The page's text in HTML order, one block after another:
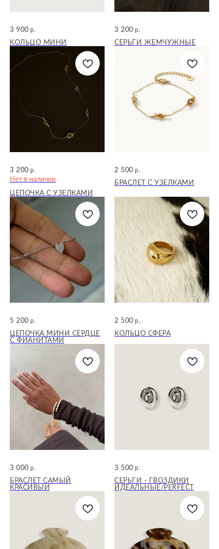
3 900 р.
КОЛЬЦО МИНИ
3 200 р.
СЕРЬГИ ЖЕМЧУЖНЫЕ
3 200 р.
Нет в наличии
ЦЕПОЧКА С УЗЕЛКАМИ
2 500 р.
БРАСЛЕТ С УЗЕЛКАМИ
5 200 р.
ЦЕПОЧКА МИНИ СЕРДЦЕ
С ФИАНИТАМИ
2 500 р.
КОЛЬЦО СФЕРА
3 000 р.
БРАСЛЕТ САМЫЙ
КРАСИВЫЙ
3 500 р.
СЕРЬГИ - ГВОЗДИКИ
ИДЕАЛЬНЫЕ/PERFECT
ИП Аюпова Д.О.
ИНН: 633011455642
ОГРН: 323632700050845
+7 (987) 445-61-53
+7 (960) 817-58-88
Связаться